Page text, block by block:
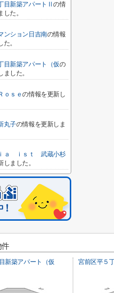
目新築アパートⅡの情
た。
ンション日吉南の情報
。
目新築アパート（仮の
した。
ｏｓｅの情報を更新し
丸子の情報を更新しま
ａ ｉｓｔ 武蔵小杉
しました。
件
新築アパート（仮 宮前区平５